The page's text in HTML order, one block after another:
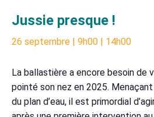
Jussie presque !
26 septembre | 9h00 | 14h00
La ballastière a encore besoin de
pointé son nez en 2025.
du plan d’eau, il est primordial